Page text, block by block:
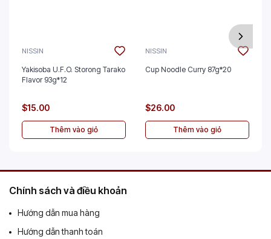
NISSIN
Yakisoba U.F.O. Storong Tarako
Flavor 93g*12
$15.00
Thêm vào giỏ
NISSIN
Cup Noodle Curry 87g*20
$26.00
Thêm vào giỏ
Chính sách và điều khoản
Hướng dẫn mua hàng
Hướng dẫn thanh toán